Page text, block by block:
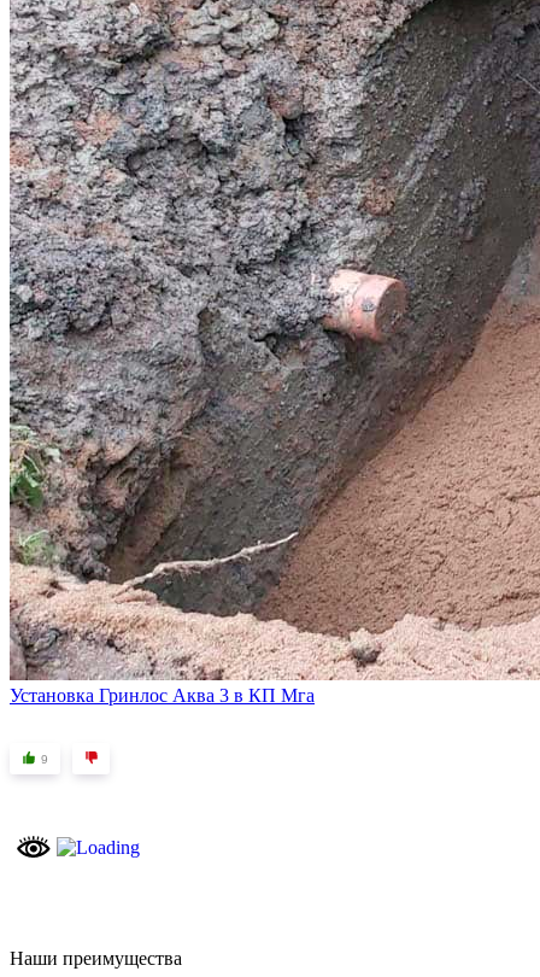
Установка Гринлос Аква 3 в КП Мга
9
Наши преимущества